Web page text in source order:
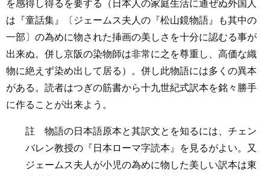
を感得し得るを要する（日本人の家庭生活に通ぜぬ外国人
は『童話集』〔ジェームス夫人の『松山鏡物語』も其中の
一部〕の為めに物された挿画の美しさを十分に認むる事が
出来ぬ。併し京阪の染物師は非常に之を尊重し、高価な織
物に絶えず染め出して居る）。併し此物語には多くの異本
がある。読者はつぎの筋書から十九世紀式訳本を銘々勝手
に作ることが出来よう。
註 物語の日本語原本と其訳文とを知るには、チェン
バレン教授の『日本ローマ字読本』を見るがよい。又
ジェームス夫人が小児の為めに物した美しい訳本は東